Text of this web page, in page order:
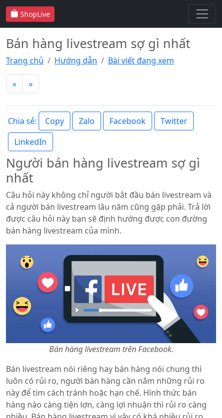
ShopLive
Bán hàng livestream sợ gì nhất
Trang chủ Hướng dẫn Bài viết đang xem
« »
Chia sẻ: Copy Zalo Facebook
Twitter
LinkedIn
Người bán hàng livestream sợ gì
nhất
Câu hỏi này không chỉ người bắt đầu bán livestream và
cả người bán livestream lâu năm cũng gặp phải. Trả lời
được câu hỏi này bạn sẽ định hướng được con đường
bán hàng livestream của mình.
Bán hàng livestream trên Facebook.
Bán livestream nói riêng hay bán hàng nói chung thì
luôn có rủi ro, người bán hàng cần nắm những rủi ro
này để tìm cách tránh hoặc hạn chế. Hình thức bán
hàng nào càng tiện lợn, càng lợi nhuận thì rủi ro càng